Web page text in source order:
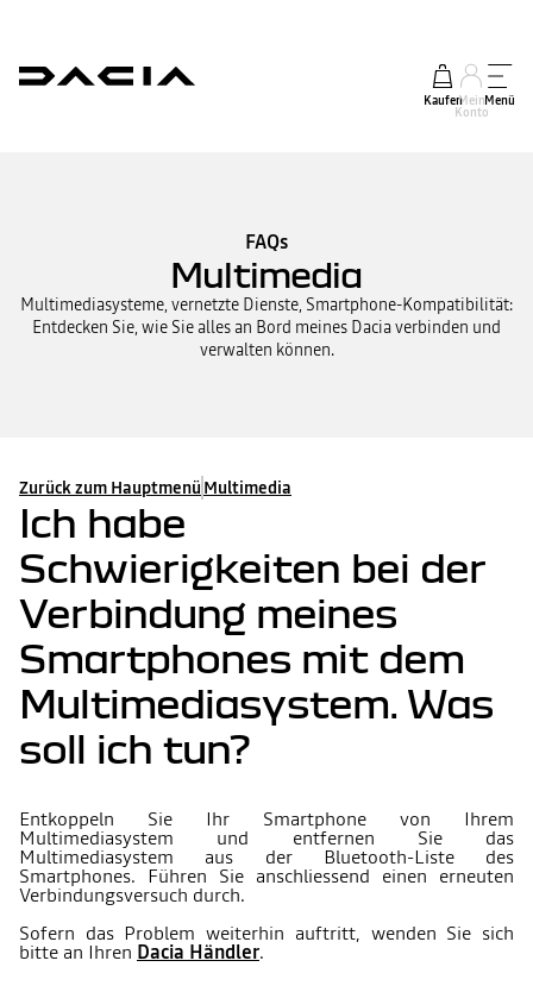
KaufenMein
Konto
Menü
FAQs
Multimedia
Multimediasysteme, vernetzte Dienste, Smartphone-Kompatibilität:
Entdecken Sie, wie Sie alles an Bord meines Dacia verbinden und
verwalten können.
Zurück zum Hauptmenü Multimedia
Ich habe
Schwierigkeiten bei der
Verbindung meines
Smartphones mit dem
Multimediasystem. Was
soll ich tun?
Entkoppeln Sie Ihr Smartphone von Ihrem
Multimediasystem und entfernen Sie das
Multimediasystem aus der Bluetooth-Liste des
Smartphones. Führen Sie anschliessend einen erneuten
Verbindungsversuch durch.
Sofern das Problem weiterhin auftritt, wenden Sie sich
bitte an Ihren Dacia Händler.